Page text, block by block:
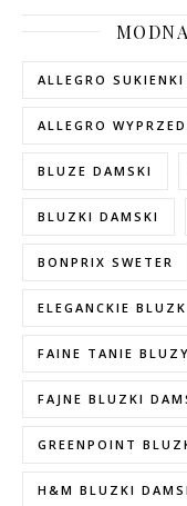
ALLEGRO
ALLEGRO
BLUZE DAMSKI
BLUZKI DAMSKI
BONPRIX SWETER
ELEGANCKIE
FAINE TANIE
FAJNE BLUZKI
GREENPOINT
H&M BLUZKI